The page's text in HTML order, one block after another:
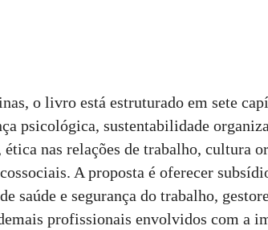
o livro está estruturado em sete
psicológica, sustentabilidade
ética nas relações de trabalho, cultura
A proposta é oferecer
saúde e segurança do trabalho,
profissionais envolvidos com a